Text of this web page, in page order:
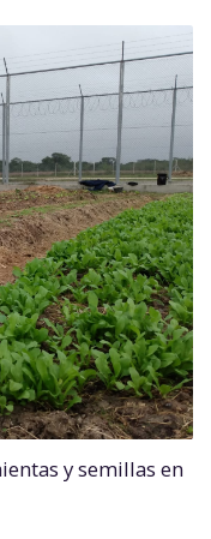
y semillas en